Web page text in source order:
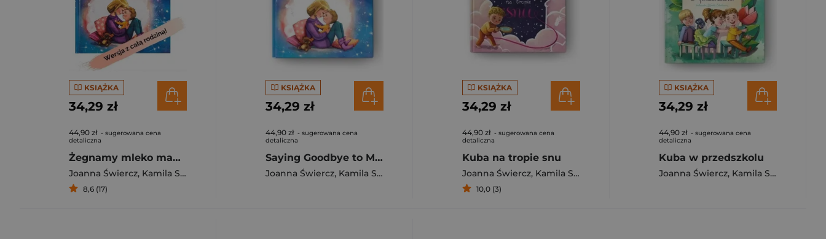
KSIĄŻKA
34,29 zł
44,90 zł - sugerowana cena
detaliczna
Żegnamy mleko mamy
Joanna Świercz, Kamila Stankiewicz
8,6 (17)
KSIĄŻKA
34,29 zł
44,90 zł - sugerowana cena
detaliczna
Saying Goodbye to Mummy's Milk
Joanna Świercz, Kamila Stankiewicz
KSIĄŻKA
34,29 zł
44,90 zł - sugerowana cena
detaliczna
Kuba na tropie snu
Joanna Świercz, Kamila Stankiewicz
10,0 (3)
KSIĄŻKA
34,29 zł
44,90 zł - sugerowana cena
detaliczna
Kuba w przedszkolu
Joanna Świercz, Kamila Stankiewicz